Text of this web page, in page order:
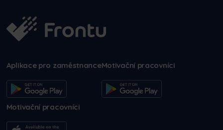
Aplikace pro zaměstnanceMotivační pracovníci
Motivační pracovníci